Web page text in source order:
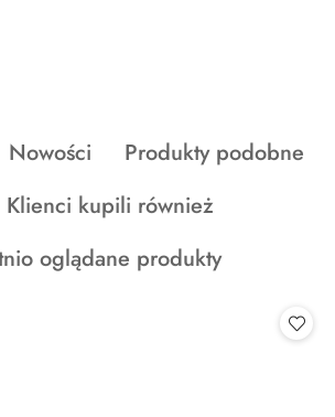
produktów
Produkty
statusie:
Nowości
Produkty
statusie:
Produkty podobne
Klienci kupili również
oglądane produkty